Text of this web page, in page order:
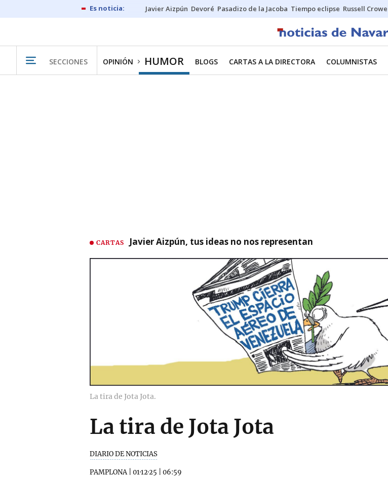
Javier Aizpún Devoré Pasadizo de la Jacoba Tiempo eclipse Russell Crowe
SECCIONES OPINIÓN HUMOR BLOGS CARTAS A LA DIRECTORA COLUMNISTAS
CARTAS Javier Aizpún, tus ideas no nos representan
La tira de Jota Jota.
La tira de Jota Jota
DIARIO DE NOTICIAS
PAMPLONA| 01·12·25 06:59